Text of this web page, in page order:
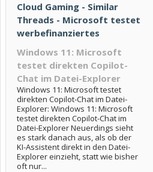
Cloud Gaming - Similar
Threads - Microsoft testet
werbefinanziertes
Windows 11: Microsoft
testet direkten Copilot-
Chat im Datei-Explorer
Windows 11: Microsoft testet
direkten Copilot-Chat im Datei-
Explorer: Windows 11: Microsoft
testet direkten Copilot-Chat im
Datei-Explorer Neuerdings sieht
es stark danach aus, als ob der
KI-Assistent direkt in den Datei-
Explorer einzieht, statt wie bisher
oft nur...